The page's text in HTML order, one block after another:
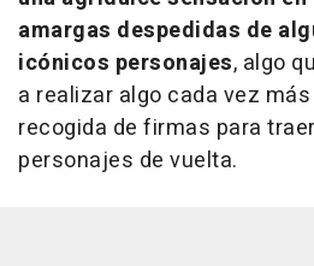
amargas despedidas de
icónicos personajes, algo
a realizar algo cada vez
recogida de firmas para
personajes de vuelta.